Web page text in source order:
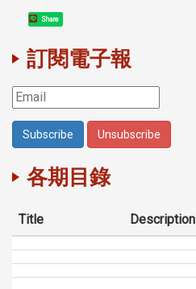
Share
訂閱電子報
各期目錄
Title Description